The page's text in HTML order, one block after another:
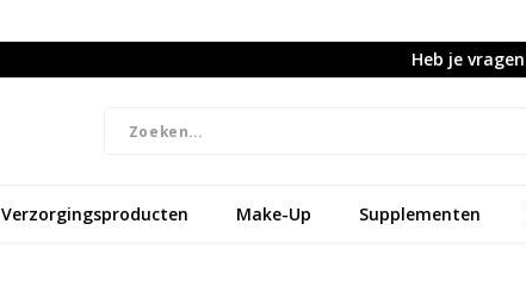
Heb je
Verzorgingsproducten Make-Up Supplementen